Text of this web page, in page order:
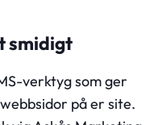
smidigt
verktyg som ger
på er site.